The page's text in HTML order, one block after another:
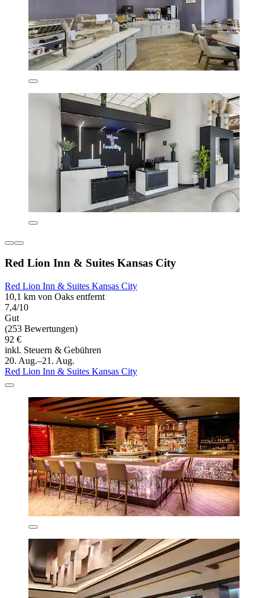
Red Lion Inn & Suites Kansas City
Red Lion Inn & Suites Kansas City
10,1 km von Oaks entfernt
7,4/10
Gut
(253 Bewertungen)
92 €
inkl. Steuern & Gebühren
20. Aug.–21. Aug.
Red Lion Inn & Suites Kansas City